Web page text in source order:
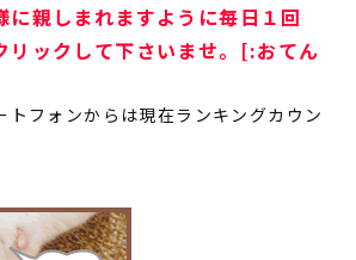
に親しまれますように毎日１回
リックして下さいませ。[:おてん
フォンからは現在ランキングカウン